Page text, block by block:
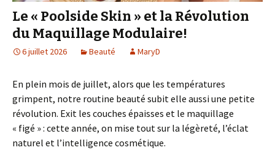
Le « Poolside Skin » et la Révolution
du Maquillage Modulaire!
6 juillet 2026 Beauté MaryD
En plein mois de juillet, alors que les températures
grimpent, notre routine beauté subit elle aussi une petite
révolution. Exit les couches épaisses et le maquillage
« figé » : cette année, on mise tout sur la légèreté, l’éclat
naturel et l’intelligence cosmétique.